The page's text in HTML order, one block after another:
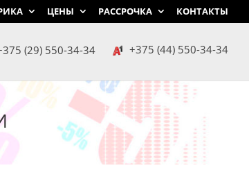
ЦЕНЫ РАССРОЧКА КОНТАКТЫ
(29) 550-34-34 +375 (44) 550-34-34